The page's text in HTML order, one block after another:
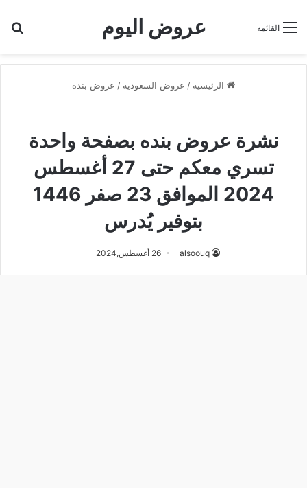
عروض اليوم القائمة
الرئيسية / عروض السعودية / عروض بنده
نشرة عروض بنده بصفحة واحدة
تسري معكم حتى 27 أغسطس
2024 الموافق 23 صفر 1446
بتوفير يُدرس
alsoouq 26 أغسطس,2024